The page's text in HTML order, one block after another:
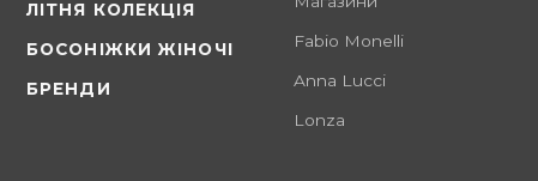
ЛІТНЯ КОЛЕКЦІЯ
БОСОНІЖКИ ЖІНОЧІ
БРЕНДИ
Fabio Monelli
Anna Lucci
Lonza